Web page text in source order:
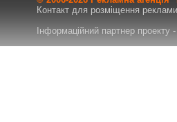
Контакт для розміщення
Інформаційний партнер проекту